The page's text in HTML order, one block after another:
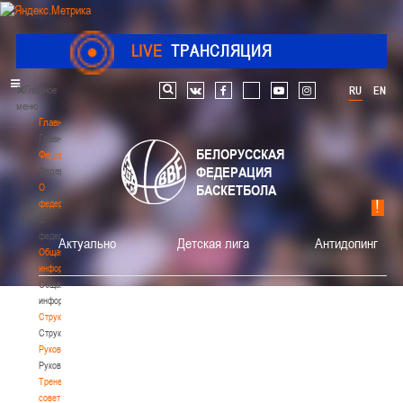
LIVE ТРАНСЛЯЦИЯ
Главное
меню
Главная
Главная
Федерация
Федерация
О
федерации
федерации
Общая
информация
Общая
информация
Структура
Структура
Руководство
Руководство
Тренерский
совет
RU EN
Поиск по сайту
vk facebook youtube instagram
БЕЛОРУССКАЯ
ФЕДЕРАЦИЯ
БАСКЕТБОЛА
Актуально Детская лига Антидопинг